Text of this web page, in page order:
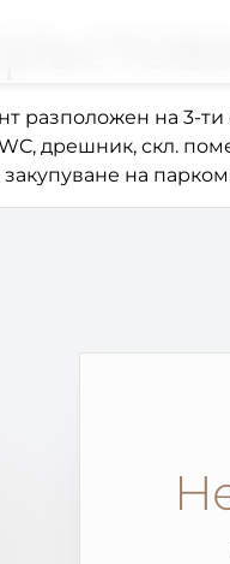
разположен на 3-ти
WC, дрешник, скл.
на